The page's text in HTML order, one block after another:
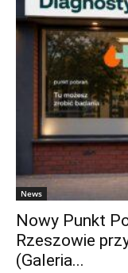
News
Nowy Punkt
Rzeszowie
(Galeria...